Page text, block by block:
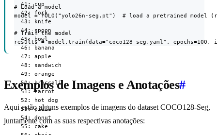
  41: cup
  42: fork
  43: knife
  44: spoon
  45: bowl
  46: banana
  47: apple
  48: sandwich
  49: orange
  50: broccoli
  51: carrot
  52: hot dog
  53: pizza
  54: donut
  55: cake
# Load a model
model = YOLO("yolo26n-seg.pt")  # load a pretrained model
# Train the model
results = model.train(data="coco128-seg.yaml", epochs=100,
Exemplos de Imagens e Anotações#
Aqui estão alguns exemplos de imagens do dataset COCO128-Seg,
juntamente com as suas respectivas anotações: